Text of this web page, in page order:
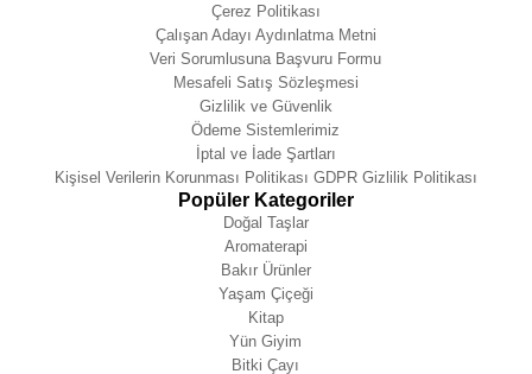
Çerez Politikası
Çalışan Adayı Aydınlatma Metni
Veri Sorumlusuna Başvuru Formu
Mesafeli Satış Sözleşmesi
Gizlilik ve Güvenlik
Ödeme Sistemlerimiz
İptal ve İade Şartları
Kişisel Verilerin Korunması Politikası GDPR Gizlilik Politikası
Popüler Kategoriler
Doğal Taşlar
Aromaterapi
Bakır Ürünler
Yaşam Çiçeği
Kitap
Yün Giyim
Bitki Çayı